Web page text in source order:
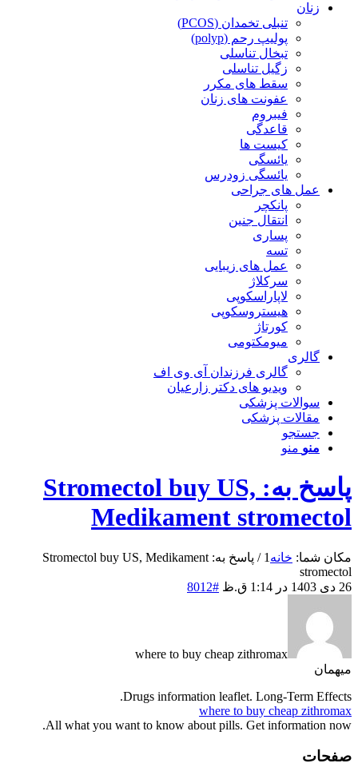
زنان
تنبلی تخمدان (PCOS)
پولیپ رحم (polyp)
تبخال تناسلی
زگیل تناسلی
سقط های مکرر
عفونت های زنان
فیبروم
قاعدگی
کیست ها
یائسگی
یائسگی زودرس
عمل های جراحی
پانکچر
انتقال جنین
پساری
تسه
عمل های زیبایی
سرکلاژ
لاپاراسکوپی
هیستروسکوپی
کورتاژ
میومکتومی
گالری
گالری فرزندان آی وی اف
ویدیو های دکتر زارعیان
سوالات پزشکی
مقالات پزشکی
جستجو
منو منو
پاسخ به: Stromectol buy US,
Medikament stromectol
مکان شما: خانه 1
/
پاسخ به: Stromectol buy US, Medikament
stromectol
26 دی 1403 در 1:14 ق.ظ
#8012
where to buy cheap zithromax
میهمان
Drugs information leaflet. Long-Term Effects.
where to buy cheap zithromax
All what you want to know about pills. Get information now.
صفحات